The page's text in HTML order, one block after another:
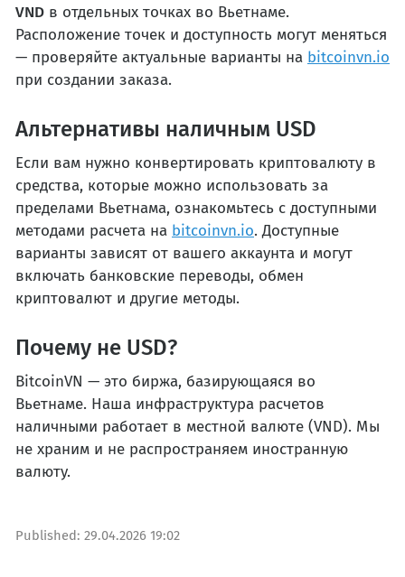
VND в отдельных точках во Вьетнаме.
Расположение точек и доступность могут меняться
— проверяйте актуальные варианты на bitcoinvn.io
при создании заказа.
Альтернативы наличным USD
Если вам нужно конвертировать криптовалюту в
средства, которые можно использовать за
пределами Вьетнама, ознакомьтесь с доступными
методами расчета на bitcoinvn.io. Доступные
варианты зависят от вашего аккаунта и могут
включать банковские переводы, обмен
криптовалют и другие методы.
Почему не USD?
BitcoinVN — это биржа, базирующаяся во
Вьетнаме. Наша инфраструктура расчетов
наличными работает в местной валюте (VND). Мы
не храним и не распространяем иностранную
валюту.
Published: 29.04.2026 19:02